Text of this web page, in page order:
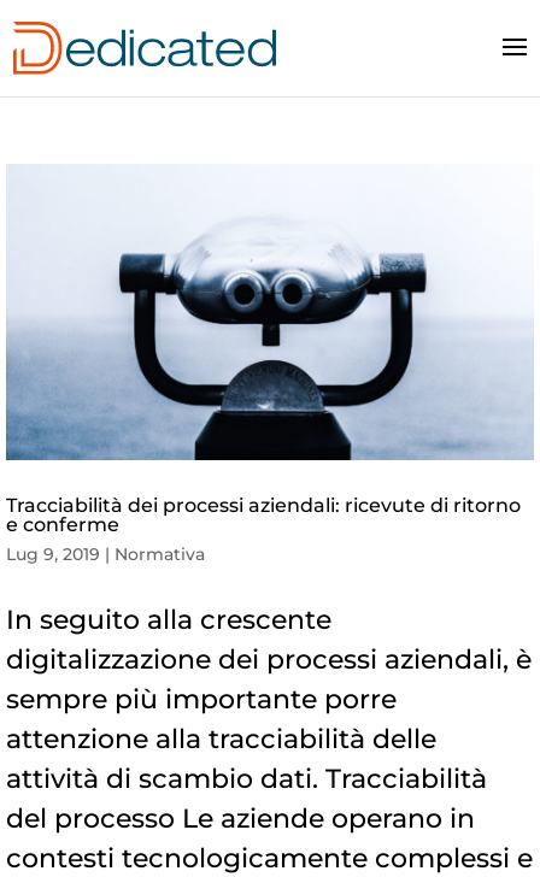
Tracciabilità dei processi aziendali: ricevute di ritorno
e conferme
Lug 9, 2019 | Normativa
In seguito alla crescente
digitalizzazione dei processi aziendali, è
sempre più importante porre
attenzione alla tracciabilità delle
attività di scambio dati. Tracciabilità
del processo Le aziende operano in
contesti tecnologicamente complessi e